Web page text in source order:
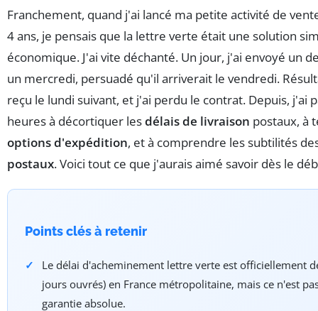
Franchement, quand j'ai lancé ma petite activité de
4 ans, je pensais que la lettre verte était une solution
économique. J'ai vite déchanté. Un jour, j'ai envoyé un
un mercredi, persuadé qu'il arriverait le vendredi.
reçu le lundi suivant, et j'ai perdu le contrat. Depuis, j'ai
heures à décortiquer lesdélais de livraison postaux, à
options d'expédition, et à comprendre les subtilités
postaux. Voici tout ce que j'aurais aimé savoir dès le
Points clés à retenir
Le délai d'acheminement lettre verte est officiellement
jours ouvrés) en France métropolitaine, mais ce n'est
garantie absolue.